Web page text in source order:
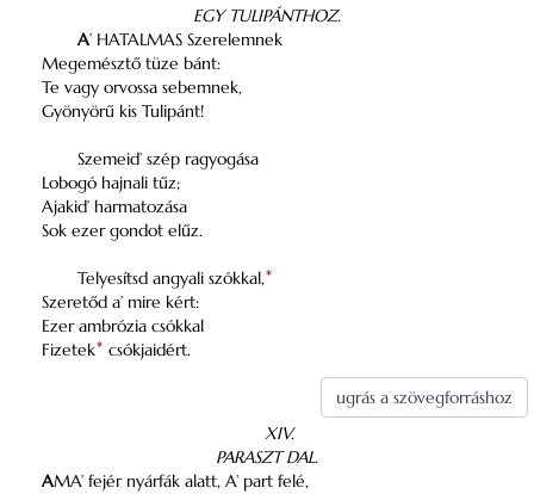
EGY TULIPÁNTHOZ.
A’ HATALMAS Szerelemnek
Megemésztő tüze bánt:
Te vagy orvossa sebemnek,
Gyönyörű kis Tulipánt!
Szemeid’ szép ragyogása
Lobogó hajnali tűz;
Ajakid’ harmatozása
Sok ezer gondot elűz.
Telyesítsd angyali szókkal,*
Szeretőd a’ mire kért:
Ezer ambrózia csókkal
Fizetek* csókjaidért.
ugrás a szövegforráshoz
XIV.
PARASZT DAL.
AMA’ fejér nyárfák alatt, A’ part felé,